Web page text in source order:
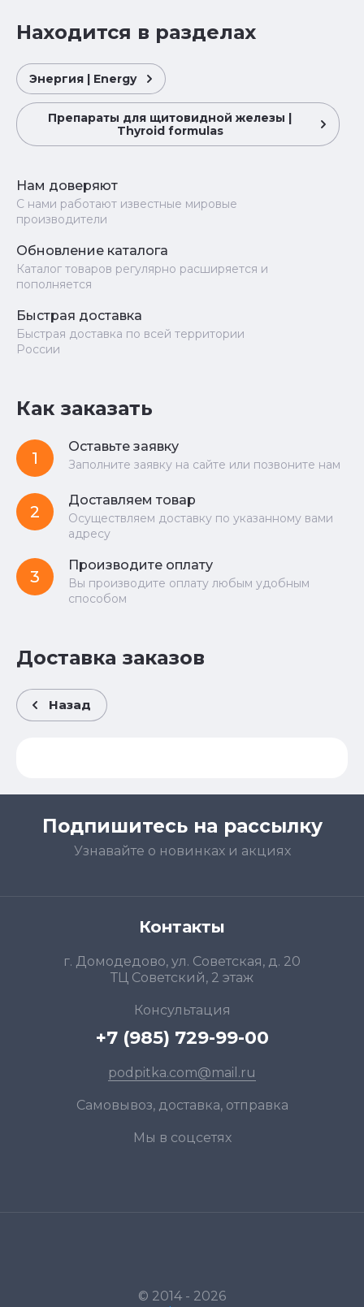
Находится в разделах
Энергия | Energy
Препараты для щитовидной железы |
Thyroid formulas
Нам доверяют
С нами работают известные мировые
производители
Обновление каталога
Каталог товаров регулярно расширяется и
пополняется
Быстрая доставка
Быстрая доставка по всей территории
России
Как заказать
1
Оставьте заявку
Заполните заявку на сайте или позвоните нам
2
Доставляем товар
Осуществляем доставку по указанному вами
адресу
3
Производите оплату
Вы производите оплату любым удобным
способом
Доставка заказов
Назад
Подпишитесь на рассылку
Узнавайте о новинках и акциях
Контакты
г. Домодедово, ул. Советская, д. 20
ТЦ Советский, 2 этаж
Консультация
+7 (985) 729-99-00
podpitka.com@mail.ru
Самовывоз, доставка, отправка
Мы в соцсетях
© 2014 - 2026